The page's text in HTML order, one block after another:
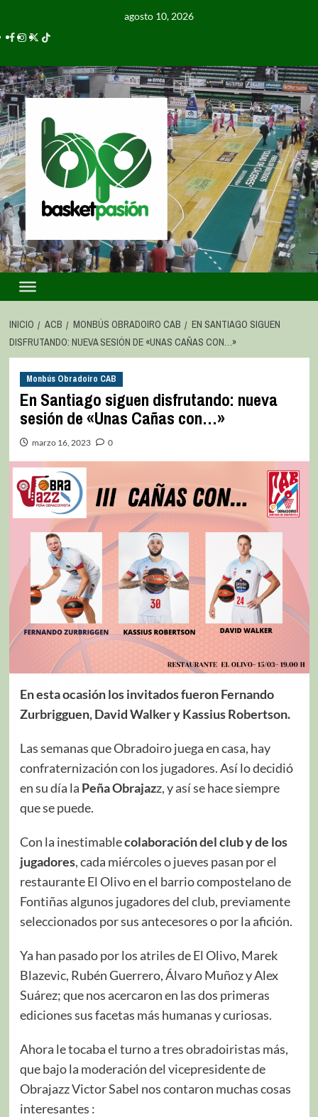
agosto 10, 2026
INICIO ACB MONBÚS OBRADOIRO CAB
EN SANTIAGO SIGUEN
DISFRUTANDO: NUEVA SESIÓN DE «UNAS CAÑAS CON…»
Monbús Obradoiro CAB
En Santiago siguen disfrutando: nueva
sesión de «Unas Cañas con…»
marzo 16, 2023 0
En esta ocasión los invitados fueron Fernando
Zurbrigguen, David Walker y Kassius Robertson.
Las semanas que Obradoiro juega en casa, hay
confraternización con los jugadores. Así lo decidió
en su día la Peña Obrajazz, y así se hace siempre
que se puede.
Con la inestimablecolaboración del club y de los
jugadores, cada miércoles o jueves pasan por el
restaurante El Olivo en el barrio compostelano de
Fontiñas algunos jugadores del club, previamente
seleccionados por sus antecesores o por la afición.
Ya han pasado por los atriles de El Olivo, Marek
Blazevic, Rubén Guerrero, Álvaro Muñoz y Alex
Suárez; que nos acercaron en las dos primeras
ediciones sus facetas más humanas y curiosas.
Ahora le tocaba el turno a tres obradoiristas más,
que bajo la moderación del vicepresidente de
Obrajazz Victor Sabel nos contaron muchas cosas
interesantes :